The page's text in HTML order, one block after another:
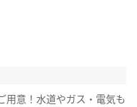
用意！水道やガス・電気も